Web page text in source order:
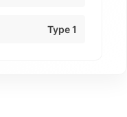
Type 1